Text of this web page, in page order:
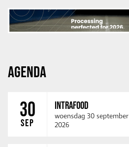
AGENDA
30
SEP
INTRAFOOD
woensdag 30 september
2026